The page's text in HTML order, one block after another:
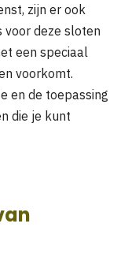
zijn er ook
voor deze sloten
een speciaal
voorkomt.
en de toepassing
die je kunt